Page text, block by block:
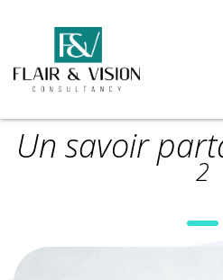
Un savoir
2